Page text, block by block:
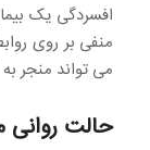
افسردگی یک
منفی بر روی
می تواند منجر
حالت روانی